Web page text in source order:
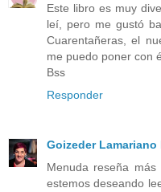
Este libro es muy
leí, pero me gustó
Cuarentañeras, el
me puedo poner con
Bss
Responder
Goizeder Lamariano
Menuda reseña
estemos deseando